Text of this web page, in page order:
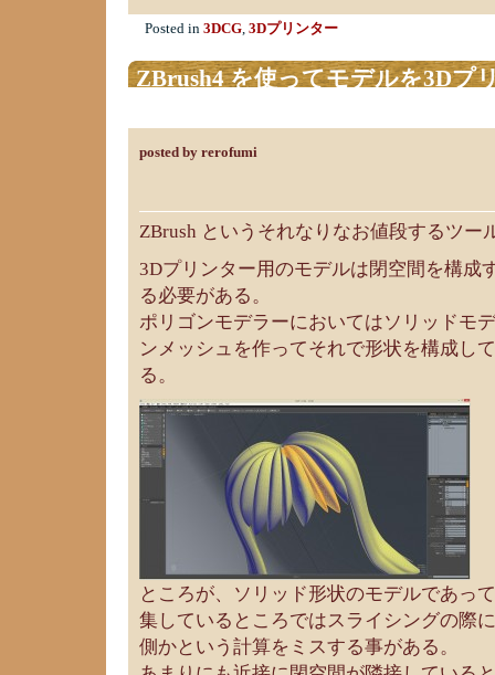
Posted in 3DCG, 3Dプリンター
ZBrush4 を使ってモデルを3Dプ
posted by rerofumi
ZBrush というそれなりなお値段するツー
3Dプリンター用のモデルは閉空間を構成
る必要がある。
ポリゴンモデラーにおいてはソリッドモ
ンメッシュを作ってそれで形状を構成し
る。
ところが、ソリッド形状のモデルであっ
集しているところではスライシングの際
側かという計算をミスする事がある。